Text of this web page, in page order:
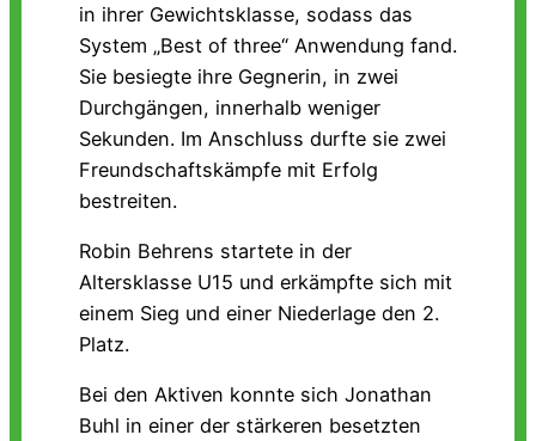
in ihrer Gewichtsklasse, sodass das
System „Best of three“ Anwendung fand.
Sie besiegte ihre Gegnerin, in zwei
Durchgängen, innerhalb weniger
Sekunden. Im Anschluss durfte sie zwei
Freundschaftskämpfe mit Erfolg
bestreiten.
Robin Behrens startete in der
Altersklasse U15 und erkämpfte sich mit
einem Sieg und einer Niederlage den 2.
Platz.
Bei den Aktiven konnte sich Jonathan
Buhl in einer der stärkeren besetzten